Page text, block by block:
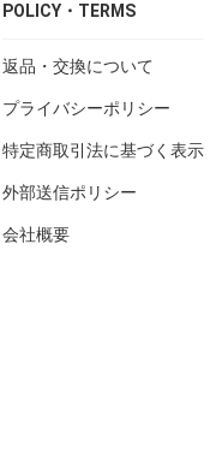
POLICY・TERMS
返品・交換について
プライバシーポリシー
特定商取引法に基づく表示
外部送信ポリシー
会社概要